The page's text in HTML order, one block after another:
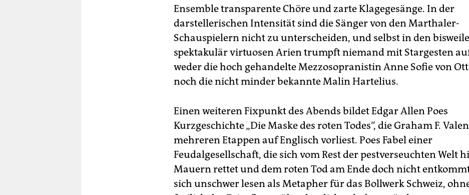
Ensemble transparente Chöre und zarte Klagegesänge. In der
darstellerischen Intensität sind die Sänger von den Marthaler-
Schauspielern nicht zu unterscheiden, und selbst in den
spektakulär virtuosen Arien trumpft niemand mit Stargesten
weder die hoch gehandelte Mezzosopranistin Anne Sofie von
noch die nicht minder bekannte Malin Hartelius.
Einen weiteren Fixpunkt des Abends bildet Edgar Allen Poes
Kurzgeschichte „Die Maske des roten Todes“, die Graham F.
mehreren Etappen auf Englisch vorliest. Poes Fabel einer
Feudalgesellschaft, die sich vom Rest der pestverseuchten Welt
Mauern rettet und dem roten Tod am Ende doch nicht
sich unschwer lesen als Metapher für das Bollwerk Schweiz,